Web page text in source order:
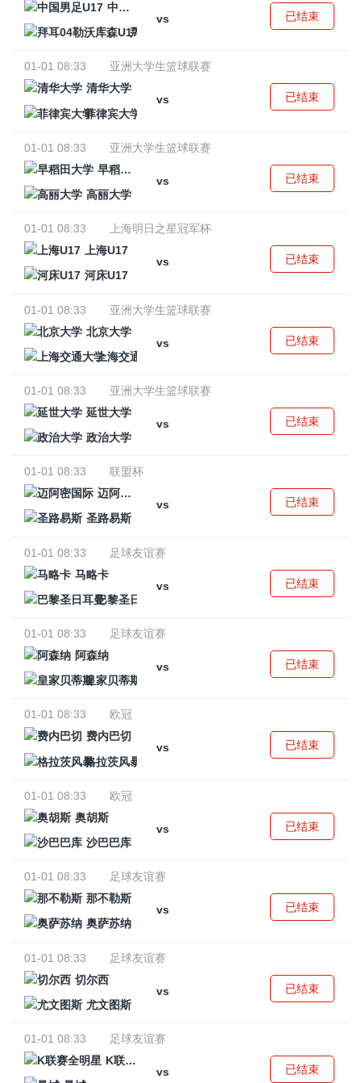
中国男足U17
vs
拜耳04勒沃库森U17
已结束
01-01 08:33
亚洲大学生篮球联赛
清华大学
vs
菲律宾大学
已结束
01-01 08:33
亚洲大学生篮球联赛
早稻田大学
vs
高丽大学
已结束
01-01 08:33
上海明日之星冠军杯
上海U17
vs
河床U17
已结束
01-01 08:33
亚洲大学生篮球联赛
北京大学
vs
上海交通大学
已结束
01-01 08:33
亚洲大学生篮球联赛
延世大学
vs
政治大学
已结束
01-01 08:33
联盟杯
迈阿密国际
vs
圣路易斯
已结束
01-01 08:33
足球友谊赛
马略卡
vs
巴黎圣日耳曼
已结束
01-01 08:33
足球友谊赛
阿森纳
vs
皇家贝蒂斯
已结束
01-01 08:33
欧冠
费内巴切
vs
格拉茨风暴
已结束
01-01 08:33
欧冠
奥胡斯
vs
沙巴巴库
已结束
01-01 08:33
足球友谊赛
那不勒斯
vs
奥萨苏纳
已结束
01-01 08:33
足球友谊赛
切尔西
vs
尤文图斯
已结束
01-01 08:33
足球友谊赛
K联赛全明星
vs
已结束